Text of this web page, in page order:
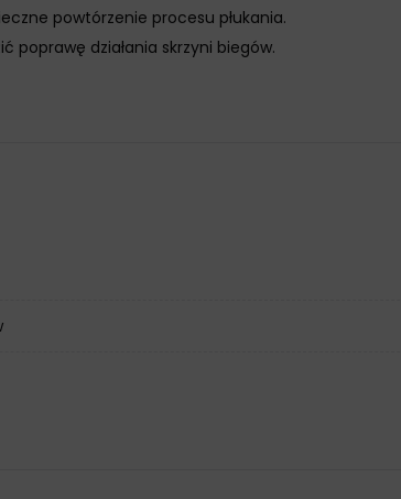
powtórzenie procesu płukania.
poprawę działania skrzyni biegów.